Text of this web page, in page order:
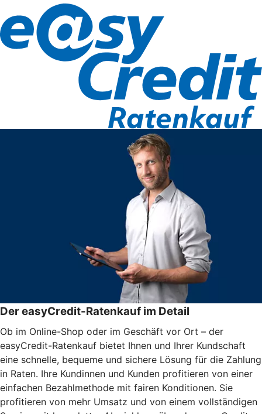
Der easyCredit-Ratenkauf im Detail
Ob im Online-Shop oder im Geschäft vor Ort – der
easyCredit-Ratenkauf bietet Ihnen und Ihrer Kundschaft
eine schnelle, bequeme und sichere Lösung für die Zahlung
in Raten. Ihre Kundinnen und Kunden profitieren von einer
einfachen Bezahlmethode mit fairen Konditionen. Sie
profitieren von mehr Umsatz und von einem vollständigen